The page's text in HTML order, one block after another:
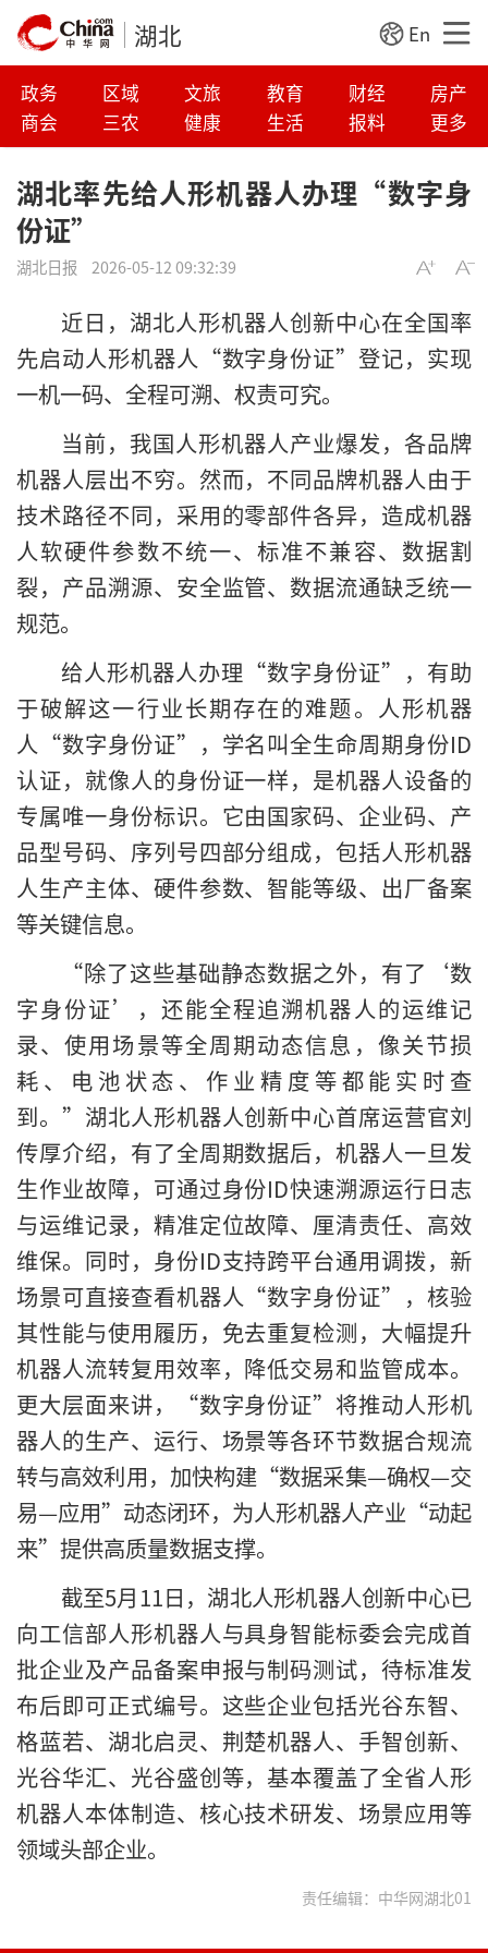
湖北 En
政务 区域 文旅 教育 财经
房产
商会
三农 健康 生活 报料 更多
湖北率先给人形机器人办理“数字身
份证”
湖北日报 2026-05-12 09:32:39
近日，湖北人形机器人创新中心在全国率
先启动人形机器人“数字身份证”登记，实现
一机一码、全程可溯、权责可究。
当前，我国人形机器人产业爆发，各品牌
机器人层出不穷。然而，不同品牌机器人由于
技术路径不同，采用的零部件各异，造成机器
人软硬件参数不统一、标准不兼容、数据割
裂，产品溯源、安全监管、数据流通缺乏统一
规范。
给人形机器人办理“数字身份证”，有助
于破解这一行业长期存在的难题。人形机器
人“数字身份证”，学名叫全生命周期身份ID
认证，就像人的身份证一样，是机器人设备的
专属唯一身份标识。它由国家码、企业码、产
品型号码、序列号四部分组成，包括人形机器
人生产主体、硬件参数、智能等级、出厂备案
等关键信息。
“除了这些基础静态数据之外，有了‘数
字身份证’，还能全程追溯机器人的运维记
录、使用场景等全周期动态信息，像关节损
耗、电池状态、作业精度等都能实时查
到。”湖北人形机器人创新中心首席运营官刘
传厚介绍，有了全周期数据后，机器人一旦发
生作业故障，可通过身份ID快速溯源运行日志
与运维记录，精准定位故障、厘清责任、高效
维保。同时，身份ID支持跨平台通用调拨，新
场景可直接查看机器人“数字身份证”，核验
其性能与使用履历，免去重复检测，大幅提升
机器人流转复用效率，降低交易和监管成本。
更大层面来讲，“数字身份证”将推动人形机
器人的生产、运行、场景等各环节数据合规流
转与高效利用，加快构建“数据采集—确权—交
易—应用”动态闭环，为人形机器人产业“动起
来”提供高质量数据支撑。
截至5月11日，湖北人形机器人创新中心已
向工信部人形机器人与具身智能标委会完成首
批企业及产品备案申报与制码测试，待标准发
布后即可正式编号。这些企业包括光谷东智、
格蓝若、湖北启灵、荆楚机器人、手智创新、
光谷华汇、光谷盛创等，基本覆盖了全省人形
机器人本体制造、核心技术研发、场景应用等
领域头部企业。
责任编辑：中华网湖北01